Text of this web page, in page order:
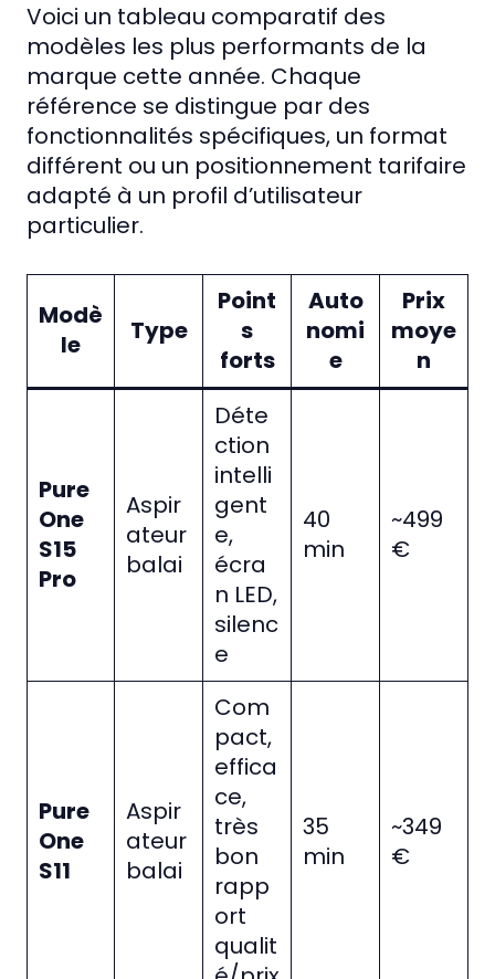
Voici un tableau comparatif des
modèles les plus performants de la
marque cette année. Chaque
référence se distingue par des
fonctionnalités spécifiques, un format
différent ou un positionnement tarifaire
adapté à un profil d’utilisateur
particulier.
Modè
le
Type
Point
s
forts
Auto
nomi
e
Prix
moye
n
Pure
One
S15
Pro
Aspir
ateur
balai
Déte
ction
intelli
gent
e,
écra
n LED,
silenc
e
40
min
~499
€
Pure
One
S11
Aspir
ateur
balai
Com
pact,
effica
ce,
très
bon
rapp
ort
qualit
35
min
~349
€